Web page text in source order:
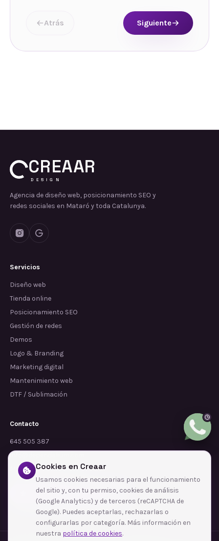
Atrás Siguiente
CREAAR
DESIGN
Agencia de diseño web, posicionamiento SEO y
redes sociales en Mataró y toda Catalunya.
Servicios
Diseño web
Tienda online
Posicionamiento SEO
Gestión de redes
Demos
Logo & Branding
Marketing digital
Mantenimiento web
DTF / Sublimación
Contacto
645 505 387
info@dependalium.com
Mataró (Barcelona)
Déjanos tu reseña en Google
Cookies en Creaar
Usamos cookies necesarias para el funcionamiento
del sitio y, con tu permiso, cookies de análisis
(Google Analytics) y de terceros (reCAPTCHA de
Google). Puedes aceptarlas, rechazarlas o
configurarlas por categoría. Más información en
nuestra política de cookies.